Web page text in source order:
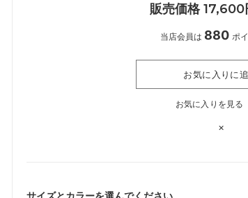
販売価格 17,600
当店会員は 880 ポ
お気に入りに
お気に入りを見る
×
サイズとカラーを選んでください